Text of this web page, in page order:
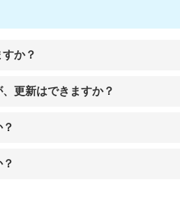
か？
更新はできますか？